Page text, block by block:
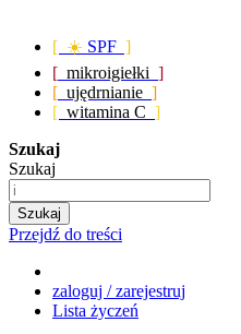
[ ☀️ SPF ]
[ mikroigiełki ]
[ ujędrnianie ]
[ witamina C ]
Szukaj
Szukaj
Szukaj
Przejdź do treści
zaloguj / zarejestruj
Lista życzeń